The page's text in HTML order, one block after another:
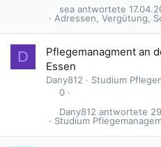
Adressen, Vergütung,
sea
D
Pflegemanagment an
Essen
Dany812
Studium
0
Studium
Dany812